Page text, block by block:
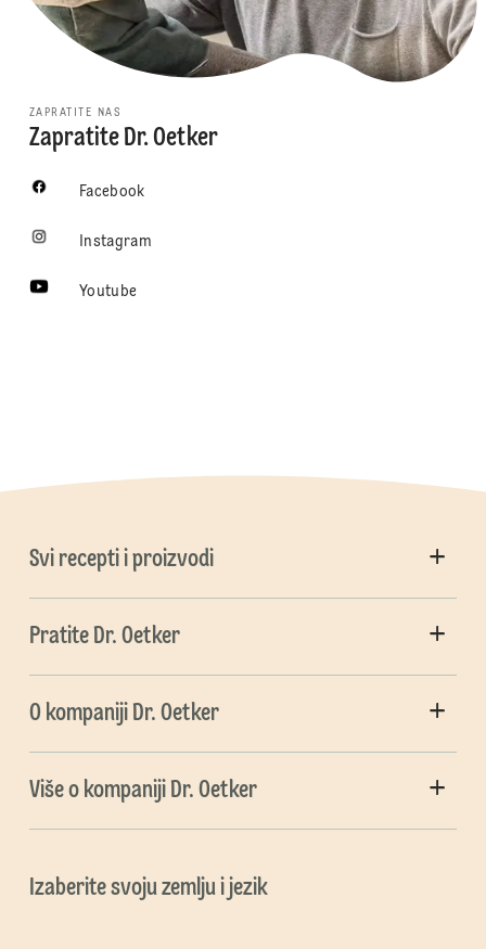
ZAPRATITE NAS
Zapratite Dr. Oetker
Facebook
Instagram
Youtube
Svi recepti i proizvodi
Pratite Dr. Oetker
O kompaniji Dr. Oetker
Više o kompaniji Dr. Oetker
Izaberite svoju zemlju i jezik